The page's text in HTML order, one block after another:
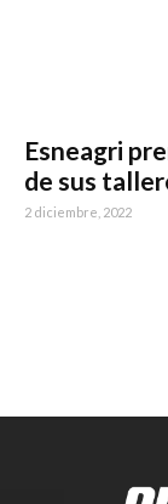
Esneagri
de sus
2 diciembre, 2022